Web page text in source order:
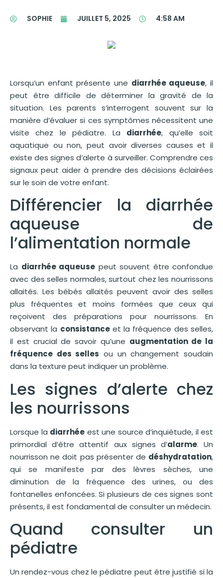
SOPHIE JUILLET 5, 2025 4:58 AM
Lorsqu’un enfant présente une diarrhée aqueuse, il
peut être difficile de déterminer la gravité de la
situation. Les parents s’interrogent souvent sur la
manière d’évaluer si ces symptômes nécessitent une
visite chez le pédiatre. La diarrhée, qu’elle soit
aquatique ou non, peut avoir diverses causes et il
existe des signes d’alerte à surveiller. Comprendre ces
signaux peut aider à prendre des décisions éclairées
sur le soin de votre enfant.
Différencier la diarrhée
aqueuse de
l’alimentation normale
La diarrhée aqueuse peut souvent être confondue
avec des selles normales, surtout chez les nourrissons
allaités. Les bébés allaités peuvent avoir des selles
plus fréquentes et moins formées que ceux qui
reçoivent des préparations pour nourrissons. En
observant la consistanceet la fréquence des selles,
il est crucial de savoir qu’une augmentation de la
fréquence des selles ou un changement soudain
dans la texture peut indiquer un problème.
Les signes d’alerte chez
les nourrissons
Lorsque la diarrhée est une source d’inquiétude, il est
primordial d’être attentif aux signes d’alarme. Un
nourrisson ne doit pas présenter de déshydratation,
qui se manifeste par des lèvres sèches, une
diminution de la fréquence des urines, ou des
fontanelles enfoncées. Si plusieurs de ces signes sont
présents, il est fondamental de consulter un médecin.
Quand consulter un
pédiatre
Un rendez-vous chez le pédiatre peut être justifié si la